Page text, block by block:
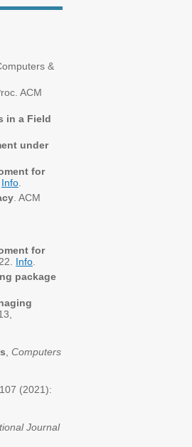
&
ACM
in a Field
under
for
Info
. ACM
for
Info
package
Computers
(2021):
Journal